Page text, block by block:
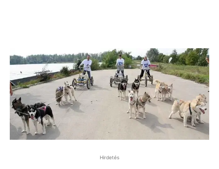
Hirdetés